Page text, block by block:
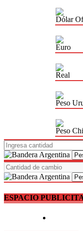
Dólar
Euro
Real
Peso
Peso
ESPACIO